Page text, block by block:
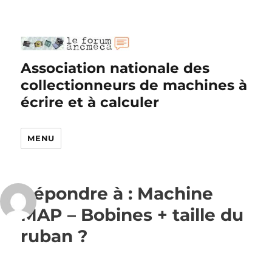
Association nationale des
collectionneurs de machines à
écrire et à calculer
MENU
Répondre à : Machine
MAP – Bobines + taille du
ruban ?